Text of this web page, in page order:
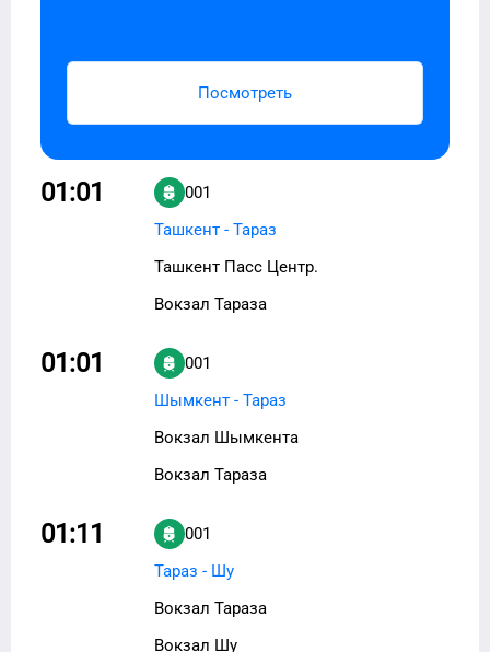
Посмотреть
01:01
001
Ташкент - Тараз
Ташкент Пасс Центр.
Вокзал Тараза
01:01
001
Шымкент - Тараз
Вокзал Шымкента
Вокзал Тараза
01:11
001
Тараз - Шу
Вокзал Тараза
Вокзал Шу